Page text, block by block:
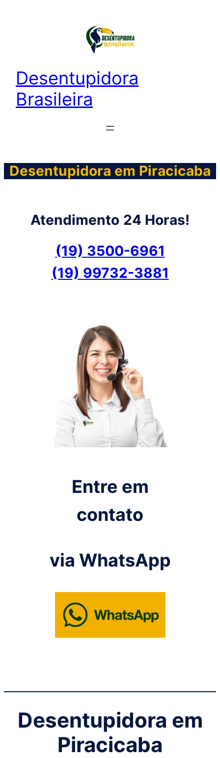
Desentupidora
Brasileira
Desentupidora em Piracicaba
Atendimento 24 Horas!
(19) 3500-6961
(19) 99732-3881
Entre em
contato
via WhatsApp
Desentupidora em
Piracicaba